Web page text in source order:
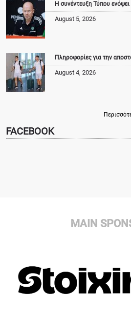
Η συνέντευξη Τύπου ενόψει
August 5, 2026
Πληροφορίες για την
August 4, 2026
FACEBOOK
MAIN